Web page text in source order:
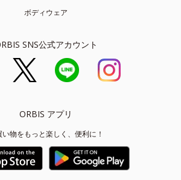
ボディウェア
SNS公式アカウント
ORBIS アプリ
い物をもっと楽しく、便利に！